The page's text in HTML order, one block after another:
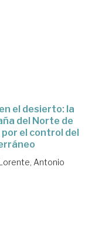
el desierto: la
del Norte de
el control del
Antonio